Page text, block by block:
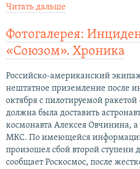
Читать дальше
Фотогалерея:
«Союзом». Хроника
Российско-американский
нештатное приземление после
октября с пилотируемой
должна была доставить
космонавта Алексея Овчинина, а
МКС. По имеющейся
произошел сбой второй ступени
сообщает Роскосмос, после